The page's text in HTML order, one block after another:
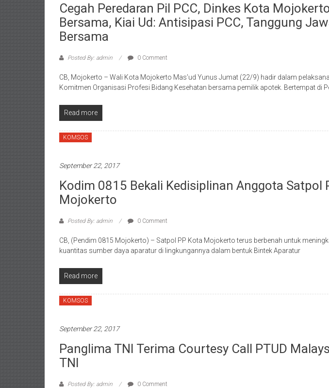
Cegah Peredaran Pil PCC, Dinkes Kota
Bersama, Kiai Ud: Antisipasi PCC, Tanggung
Bersama
Posted By: admin 0 Comment
CB, Mojokerto – Wali Kota Mojokerto Mas’ud Yunus Jumat (22/9) hadir dalam
Komitmen Organisasi Profesi Bidang Kesehatan bersama pemilik apotek. Bertempat di
Read more
KOMSOS
September 22, 2017
Kodim 0815 Bekali Kedisiplinan Anggota Satpol
Mojokerto
Posted By: admin 0 Comment
CB, (Pendim 0815 Mojokerto) – Satpol PP Kota Mojokerto terus berbenah untuk
kuantitas sumber daya aparatur di lingkungannya dalam bentuk Bintek Aparatur
Read more
KOMSOS
September 22, 2017
Panglima TNI Terima Courtesy Call PTUD
TNI
Posted By: admin 0 Comment